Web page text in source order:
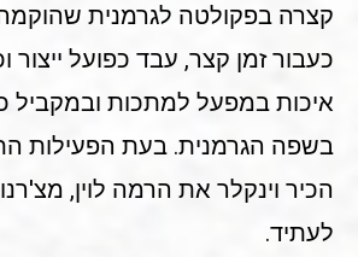
קצרה בפקולטה לגרמנית
כעבור זמן קצר, עבד כפועל ייצור
איכות במפעל למתכות ובמקביל
בשפה הגרמנית. בעת הפעילות
הכיר וינקלר את הרמה לוין,
לעתיד.